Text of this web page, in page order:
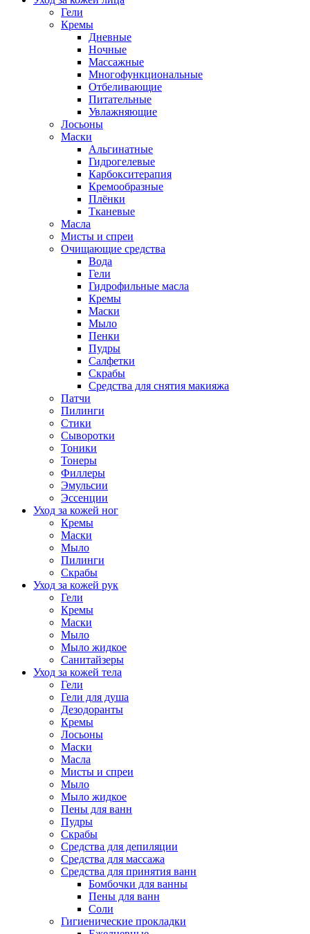
Гели
Кремы
Дневные
Ночные
Массажные
Многофункциональные
Отбеливающие
Питательные
Увлажняющие
Лосьоны
Маски
Альгинатные
Гидрогелевые
Карбокситерапия
Кремообразные
Плёнки
Тканевые
Масла
Мисты и спреи
Очищающие средства
Вода
Гели
Гидрофильные масла
Кремы
Маски
Мыло
Пенки
Пудры
Салфетки
Скрабы
Средства для снятия макияжа
Патчи
Пилинги
Стики
Сыворотки
Тоники
Тонеры
Филлеры
Эмульсии
Эссенции
Уход за кожей ног
Кремы
Маски
Мыло
Пилинги
Скрабы
Уход за кожей рук
Гели
Кремы
Маски
Мыло
Мыло жидкое
Санитайзеры
Уход за кожей тела
Гели
Гели для душа
Дезодоранты
Кремы
Лосьоны
Маски
Масла
Мисты и спреи
Мыло
Мыло жидкое
Пены для ванн
Пудры
Скрабы
Средства для депиляции
Средства для массажа
Средства для принятия ванн
Бомбочки для ванны
Пены для ванн
Соли
Гигиенические прокладки